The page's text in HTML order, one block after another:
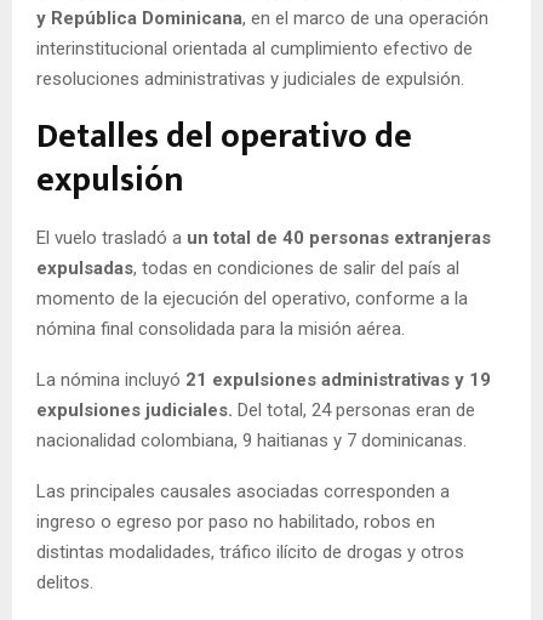
y República Dominicana, en el marco de una operación
interinstitucional orientada al cumplimiento efectivo de
resoluciones administrativas y judiciales de expulsión.
Detalles del operativo de
expulsión
El vuelo trasladó a un total de 40 personas extranjeras
expulsadas, todas en condiciones de salir del país al
momento de la ejecución del operativo, conforme a la
nómina final consolidada para la misión aérea.
La nómina incluyó 21 expulsiones administrativas y 19
expulsiones judiciales. Del total, 24 personas eran de
nacionalidad colombiana, 9 haitianas y 7 dominicanas.
Las principales causales asociadas corresponden a
ingreso o egreso por paso no habilitado, robos en
distintas modalidades, tráfico ilícito de drogas y otros
delitos.